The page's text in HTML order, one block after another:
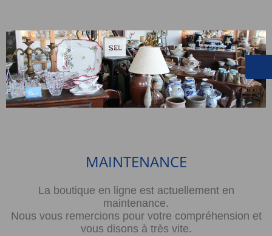
MAINTENANCE
La boutique en ligne est actuellement en
maintenance.
Nous vous remercions pour votre compréhension et
vous disons à très vite.